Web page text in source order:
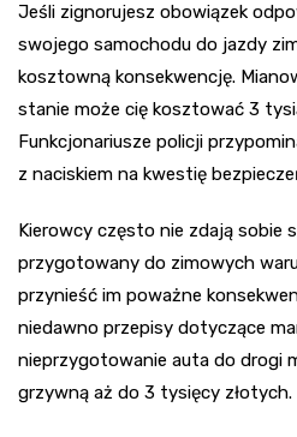
Jeśli zignorujesz obowiązek
swojego samochodu do jazdy
kosztowną konsekwencję.
stanie może cię kosztować 3
Funkcjonariusze policji
z naciskiem na kwestię
Kierowcy często nie zdają sobie
przygotowany do zimowych
przynieść im poważne
niedawno przepisy dotyczące
nieprzygotowanie auta do drogi
grzywną aż do 3 tysięcy złotych.